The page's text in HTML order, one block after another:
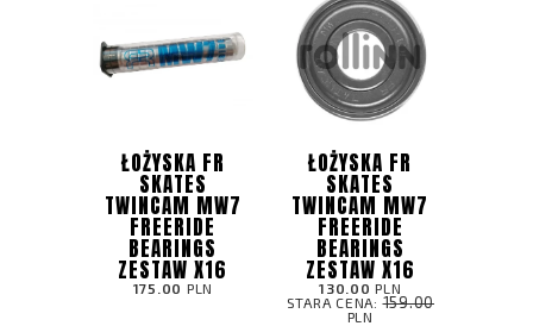
ŁOŻYSKA FR
SKATES
TWINCAM MW7
FREERIDE
BEARINGS
ZESTAW X16
175.00 PLN
ŁOŻYSKA FR
SKATES
TWINCAM MW7
FREERIDE
BEARINGS
ZESTAW X16
130.00 PLN
STARA CENA:159.00
PLN